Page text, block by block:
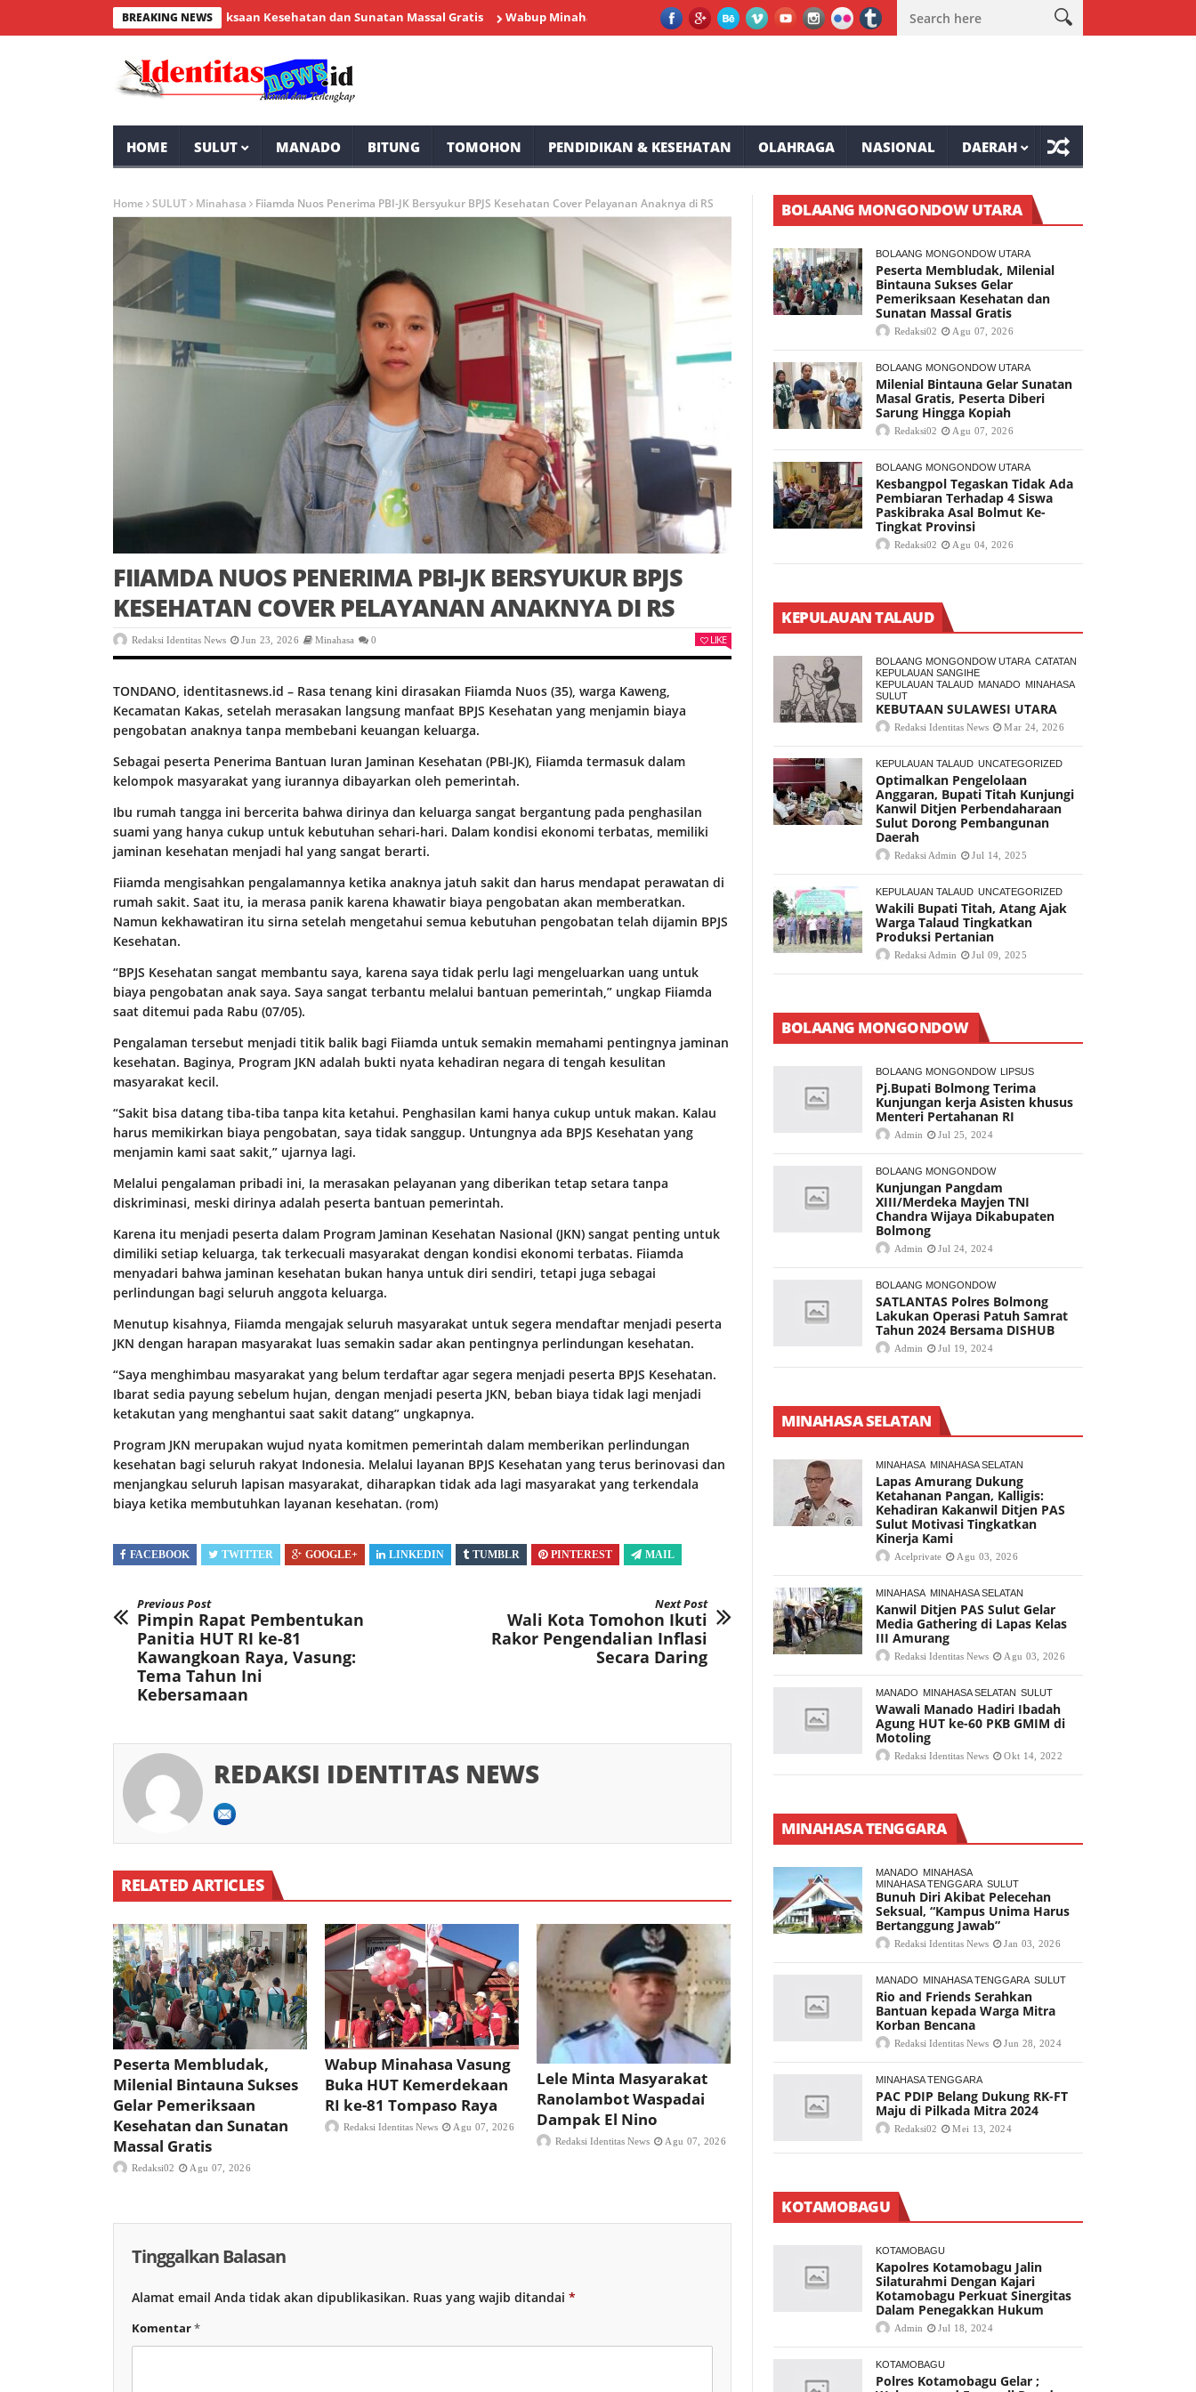
BREAKING NEWS
Sukses Gelar Pemeriksaan Kesehatan dan Sunatan Massal Gratis Wabup Minahasa Vasung Buka HUT Kemerdekaan RI ke-81 Tompaso Raya Lele Minta Masyarakat Ranolambot Waspadai
HOME SULUT MANADO BITUNG TOMOHON PENDIDIKAN & KESEHATAN OLAHRAGA NASIONAL DAERAH
Home SULUT Minahasa Fiiamda Nuos Penerima PBI-JK Bersyukur BPJS Kesehatan Cover Pelayanan Anaknya di RS
FIIAMDA NUOS PENERIMA PBI-JK BERSYUKUR BPJS
KESEHATAN COVER PELAYANAN ANAKNYA DI RS
Redaksi Identitas News Jun 23, 2026 Minahasa 0 LIKE
TONDANO, identitasnews.id – Rasa tenang kini dirasakan Fiiamda Nuos (35), warga Kaweng,
Kecamatan Kakas, setelah merasakan langsung manfaat BPJS Kesehatan yang menjamin biaya
pengobatan anaknya tanpa membebani keuangan keluarga.
Sebagai peserta Penerima Bantuan Iuran Jaminan Kesehatan (PBI-JK), Fiiamda termasuk dalam
kelompok masyarakat yang iurannya dibayarkan oleh pemerintah.
Ibu rumah tangga ini bercerita bahwa dirinya dan keluarga sangat bergantung pada penghasilan
suami yang hanya cukup untuk kebutuhan sehari-hari. Dalam kondisi ekonomi terbatas, memiliki
jaminan kesehatan menjadi hal yang sangat berarti.
Fiiamda mengisahkan pengalamannya ketika anaknya jatuh sakit dan harus mendapat perawatan di
rumah sakit. Saat itu, ia merasa panik karena khawatir biaya pengobatan akan memberatkan.
Namun kekhawatiran itu sirna setelah mengetahui semua kebutuhan pengobatan telah dijamin BPJS
Kesehatan.
“BPJS Kesehatan sangat membantu saya, karena saya tidak perlu lagi mengeluarkan uang untuk
biaya pengobatan anak saya. Saya sangat terbantu melalui bantuan pemerintah,” ungkap Fiiamda
saat ditemui pada Rabu (07/05).
Pengalaman tersebut menjadi titik balik bagi Fiiamda untuk semakin memahami pentingnya jaminan
kesehatan. Baginya, Program JKN adalah bukti nyata kehadiran negara di tengah kesulitan
masyarakat kecil.
“Sakit bisa datang tiba-tiba tanpa kita ketahui. Penghasilan kami hanya cukup untuk makan. Kalau
harus memikirkan biaya pengobatan, saya tidak sanggup. Untungnya ada BPJS Kesehatan yang
menjamin kami saat sakit,” ujarnya lagi.
Melalui pengalaman pribadi ini, Ia merasakan pelayanan yang diberikan tetap setara tanpa
diskriminasi, meski dirinya adalah peserta bantuan pemerintah.
Karena itu menjadi peserta dalam Program Jaminan Kesehatan Nasional (JKN) sangat penting untuk
dimiliki setiap keluarga, tak terkecuali masyarakat dengan kondisi ekonomi terbatas. Fiiamda
menyadari bahwa jaminan kesehatan bukan hanya untuk diri sendiri, tetapi juga sebagai
perlindungan bagi seluruh anggota keluarga.
Menutup kisahnya, Fiiamda mengajak seluruh masyarakat untuk segera mendaftar menjadi peserta
JKN dengan harapan masyarakat luas semakin sadar akan pentingnya perlindungan kesehatan.
“Saya menghimbau masyarakat yang belum terdaftar agar segera menjadi peserta BPJS Kesehatan.
Ibarat sedia payung sebelum hujan, dengan menjadi peserta JKN, beban biaya tidak lagi menjadi
ketakutan yang menghantui saat sakit datang” ungkapnya.
Program JKN merupakan wujud nyata komitmen pemerintah dalam memberikan perlindungan
kesehatan bagi seluruh rakyat Indonesia. Melalui layanan BPJS Kesehatan yang terus berinovasi dan
menjangkau seluruh lapisan masyarakat, diharapkan tidak ada lagi masyarakat yang terkendala
biaya ketika membutuhkan layanan kesehatan. (rom)
FACEBOOK TWITTER GOOGLE+ LINKEDIN TUMBLR PINTEREST MAIL
Previous Post
Pimpin Rapat Pembentukan
Panitia HUT RI ke-81
Kawangkoan Raya, Vasung:
Tema Tahun Ini
Kebersamaan
Next Post
Wali Kota Tomohon Ikuti
Rakor Pengendalian Inflasi
Secara Daring
REDAKSI IDENTITAS NEWS
RELATED ARTICLES
Peserta Membludak,
Milenial Bintauna Sukses
Gelar Pemeriksaan
Kesehatan dan Sunatan
Massal Gratis
Redaksi02 Agu 07, 2026
Wabup Minahasa Vasung
Buka HUT Kemerdekaan
RI ke-81 Tompaso Raya
Redaksi Identitas News Agu 07, 2026
Lele Minta Masyarakat
Ranolambot Waspadai
Dampak El Nino
Redaksi Identitas News Agu 07, 2026
Tinggalkan Balasan
Alamat email Anda tidak akan dipublikasikan. Ruas yang wajib ditandai *
Komentar*
BOLAANG MONGONDOW UTARA
BOLAANG MONGONDOW UTARA
Peserta Membludak, Milenial
Bintauna Sukses Gelar
Pemeriksaan Kesehatan dan
Sunatan Massal Gratis
Redaksi02 Agu 07, 2026
BOLAANG MONGONDOW UTARA
Milenial Bintauna Gelar Sunatan
Masal Gratis, Peserta Diberi
Sarung Hingga Kopiah
Redaksi02 Agu 07, 2026
BOLAANG MONGONDOW UTARA
Kesbangpol Tegaskan Tidak Ada
Pembiaran Terhadap 4 Siswa
Paskibraka Asal Bolmut Ke-
Tingkat Provinsi
Redaksi02 Agu 04, 2026
KEPULAUAN TALAUD
BOLAANG MONGONDOW UTARA CATATAN
KEPULAUAN SANGIHE
KEPULAUAN TALAUD MANADO MINAHASA
SULUT
KEBUTAAN SULAWESI UTARA
Redaksi Identitas News Mar 24, 2026
KEPULAUAN TALAUD UNCATEGORIZED
Optimalkan Pengelolaan
Anggaran, Bupati Titah Kunjungi
Kanwil Ditjen Perbendaharaan
Sulut Dorong Pembangunan
Daerah
Redaksi Admin Jul 14, 2025
KEPULAUAN TALAUD UNCATEGORIZED
Wakili Bupati Titah, Atang Ajak
Warga Talaud Tingkatkan
Produksi Pertanian
Redaksi Admin Jul 09, 2025
BOLAANG MONGONDOW
BOLAANG MONGONDOW LIPSUS
Pj.Bupati Bolmong Terima
Kunjungan kerja Asisten khusus
Menteri Pertahanan RI
Admin Jul 25, 2024
BOLAANG MONGONDOW
Kunjungan Pangdam
XIII/Merdeka Mayjen TNI
Chandra Wijaya Dikabupaten
Bolmong
Admin Jul 24, 2024
BOLAANG MONGONDOW
SATLANTAS Polres Bolmong
Lakukan Operasi Patuh Samrat
Tahun 2024 Bersama DISHUB
Admin Jul 19, 2024
MINAHASA SELATAN
MINAHASA MINAHASA SELATAN
Lapas Amurang Dukung
Ketahanan Pangan, Kalligis:
Kehadiran Kakanwil Ditjen PAS
Sulut Motivasi Tingkatkan
Kinerja Kami
Acelprivate Agu 03, 2026
MINAHASA MINAHASA SELATAN
Kanwil Ditjen PAS Sulut Gelar
Media Gathering di Lapas Kelas
III Amurang
Redaksi Identitas News Agu 03, 2026
MANADO MINAHASA SELATAN SULUT
Wawali Manado Hadiri Ibadah
Agung HUT ke-60 PKB GMIM di
Motoling
Redaksi Identitas News Okt 14, 2022
MINAHASA TENGGARA
MANADO MINAHASA
MINAHASA TENGGARA SULUT
Bunuh Diri Akibat Pelecehan
Seksual, “Kampus Unima Harus
Bertanggung Jawab”
Redaksi Identitas News Jan 03, 2026
MANADO MINAHASA TENGGARA SULUT
Rio and Friends Serahkan
Bantuan kepada Warga Mitra
Korban Bencana
Redaksi Identitas News Jun 28, 2024
MINAHASA TENGGARA
PAC PDIP Belang Dukung RK-FT
Maju di Pilkada Mitra 2024
Redaksi02 Mei 13, 2024
KOTAMOBAGU
KOTAMOBAGU
Kapolres Kotamobagu Jalin
Silaturahmi Dengan Kajari
Kotamobagu Perkuat Sinergitas
Dalam Penegakkan Hukum
Admin Jul 18, 2024
KOTAMOBAGU
Polres Kotamobagu Gelar ;